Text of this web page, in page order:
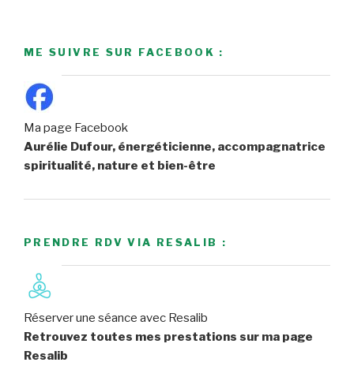
ME SUIVRE SUR FACEBOOK :
Ma page Facebook
Aurélie Dufour, énergéticienne, accompagnatrice
spiritualité, nature et bien-être
PRENDRE RDV VIA RESALIB :
Réserver une séance avec Resalib
Retrouvez toutes mes prestations sur ma page
Resalib